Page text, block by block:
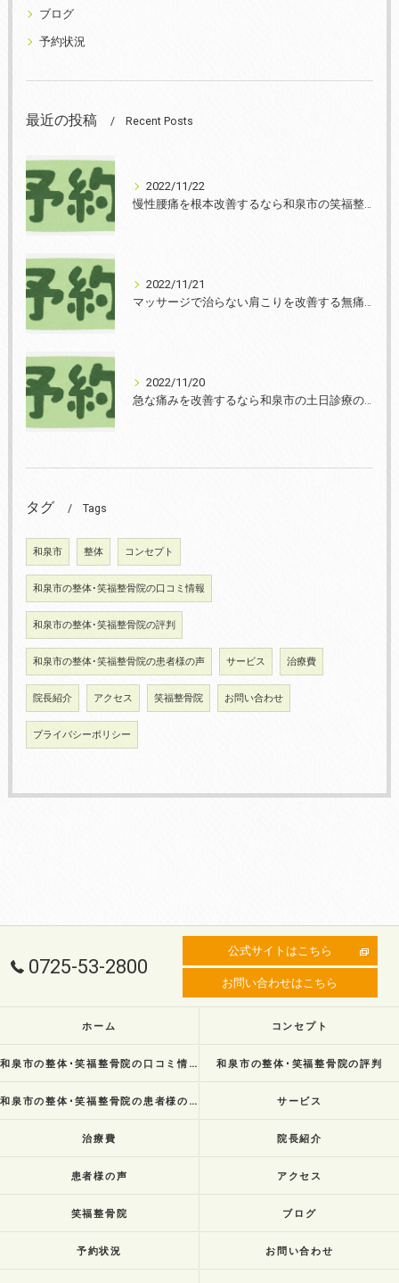
ブログ
予約状況
最近の投稿 Recent Posts
2022/11/22
慢性腰痛を根本改善するなら和泉市の笑福整骨院【2022年11月22日の予約状況】
2022/11/21
マッサージで治らない肩こりを改善する無痛整体和泉市笑福整骨院【2022年11月21日の予約状況】
2022/11/20
急な痛みを改善するなら和泉市の土日診療の笑福整骨院【2022年11月20日の予約状況】
タグ Tags
和泉市 整体 コンセプト
和泉市の整体･笑福整骨院の口コミ情報
和泉市の整体･笑福整骨院の評判
和泉市の整体･笑福整骨院の患者様の声 サービス 治療費
院長紹介 アクセス 笑福整骨院 お問い合わせ
プライバシーポリシー
0725-53-2800
公式サイトはこちら
お問い合わせはこちら
ホーム コンセプト
和泉市の整体･笑福整骨院の口コミ情報 和泉市の整体･笑福整骨院の評判
和泉市の整体･笑福整骨院の患者様の声 サービス
治療費 院長紹介
患者様の声 アクセス
笑福整骨院 ブログ
予約状況 お問い合わせ